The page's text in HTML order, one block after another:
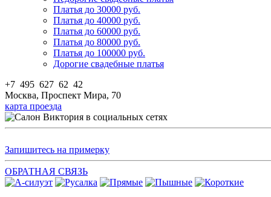
Платья до 30000 руб.
Платья до 40000 руб.
Платья до 60000 руб.
Платья до 80000 руб.
Платья до 100000 руб.
Дорогие свадебные платья
+7 495 627 62 42
Москва, Проспект Мира, 70
карта проезда
Запишитесь на примерку
ОБРАТНАЯ СВЯЗЬ